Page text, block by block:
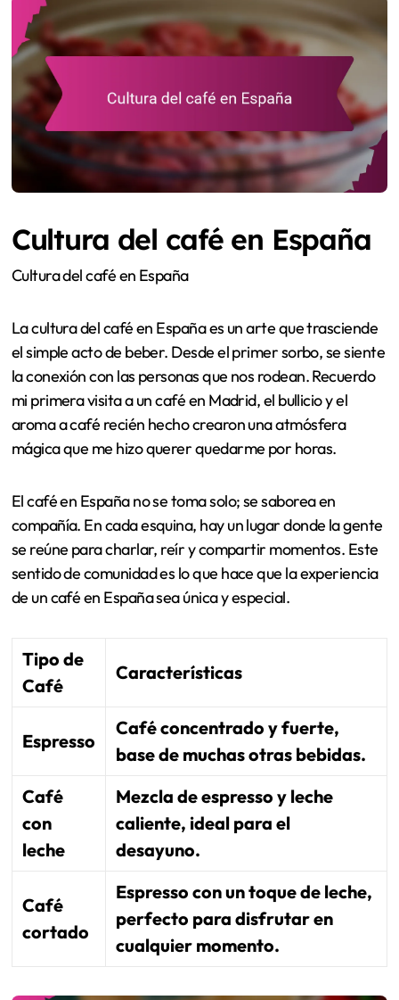
Cultura del café en España
Cultura del café en España
La cultura del café en España es un arte que trasciende
el simple acto de beber. Desde el primer sorbo, se siente
la conexión con las personas que nos rodean. Recuerdo
mi primera visita a un café en Madrid, el bullicio y el
aroma a café recién hecho crearon una atmósfera
mágica que me hizo querer quedarme por horas.
El café en España no se toma solo; se saborea en
compañía. En cada esquina, hay un lugar donde la gente
se reúne para charlar, reír y compartir momentos. Este
sentido de comunidad es lo que hace que la experiencia
de un café en España sea única y especial.
Tipo de
Café
Características
Espresso
Café concentrado y fuerte,
base de muchas otras bebidas.
Café
con
leche
Mezcla de espresso y leche
caliente, ideal para el
desayuno.
Café
cortado
Espresso con un toque de leche,
perfecto para disfrutar en
cualquier momento.